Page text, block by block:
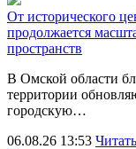
От исторического
продолжается
пространств
В Омской области
территории
городскую…
06.08.26 13:53 Читать